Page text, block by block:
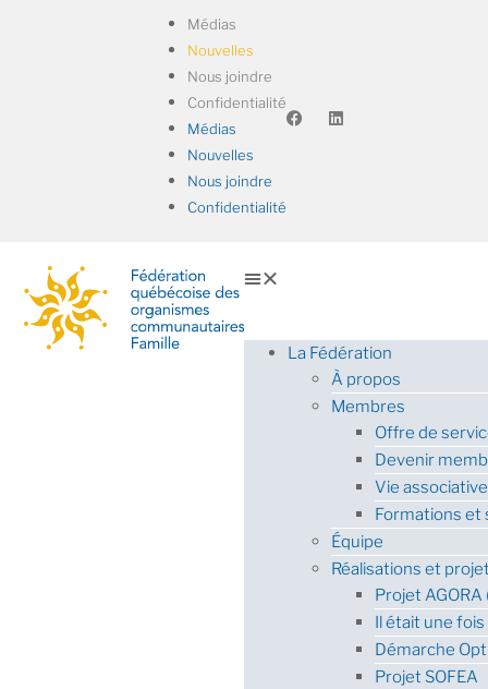
Médias
Nouvelles
Nous joindre
Confidentialité
Médias
Nouvelles
Nous joindre
Confidentialité
La Fédération
À propos
Membres
Offre de
Devenir
Vie associative
Formations et
Équipe
Réalisations et
Projet
Il était une
Démarche
Projet SOFEA